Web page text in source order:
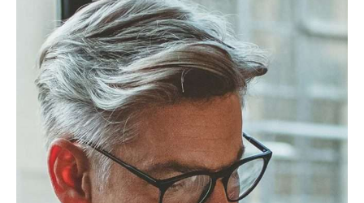
Este documento serve para identificar o
imóvel perante as autoridades e comprovar
a sua situação fiscal. É gerido pela
Autoridade Tributária, e reflete a informação
fiscal usada para o cálculo do IMI (Imposto
Municipal sobre Imóveis).
Para que serve?